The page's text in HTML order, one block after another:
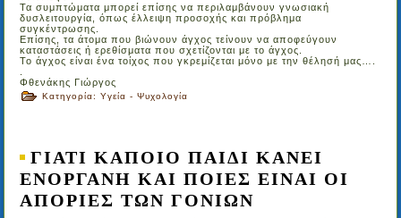
Τα συμπτώματα μπορεί επίσης να περιλαμβάνουν γνωσιακή
δυσλειτουργία, όπως έλλειψη προσοχής και πρόβλημα
συγκέντρωσης.
Επίσης, τα άτομα που βιώνουν άγχος τείνουν να αποφεύγουν
καταστάσεις ή ερεθίσματα που σχετίζονται με το άγχος.
Το άγχος είναι ένα τοίχος που γκρεμίζεται μόνο με την θέλησή μας….
Φθενάκης Γιώργος
Κατηγορία:Υγεία - Ψυχολογία
ΓΙΑΤΙ ΚΑΠΟΙΟ ΠΑΙΔΙ ΚΑΝΕΙ
ΕΝΟΡΓΑΝΗ ΚΑΙ ΠΟΙΕΣ ΕΙΝΑΙ ΟΙ
ΑΠΟΡΙΕΣ ΤΩΝ ΓΟΝΙΩΝ